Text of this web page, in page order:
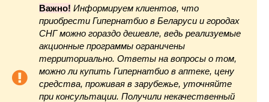
Важно! Информируем клиентов, что
приобрести Гипернатбио в Беларуси и городах
СНГ можно гораздо дешевле, ведь реализуемые
акционные программы ограничены
территориально. Ответы на вопросы о том,
можно ли купить Гипернатбио в аптеке, цену
средства, проживая в зарубежье, уточняйте
при консультации. Получили некачественный